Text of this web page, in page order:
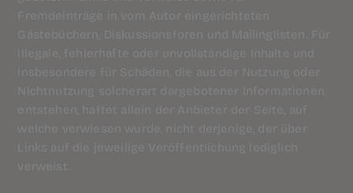
Fremdeinträge in vom Autor eingerichteten
Gästebüchern, Diskussionsforen und Mailinglisten. Für
illegale, fehlerhafte oder unvollständige Inhalte und
insbesondere für Schäden, die aus der Nutzung oder
Nichtnutzung solcherart dargebotener Informationen
entstehen, haftet allein der Anbieter der Seite, auf
welche verwiesen wurde, nicht derjenige, der über
Links auf die jeweilige Veröffentlichung lediglich
verweist.